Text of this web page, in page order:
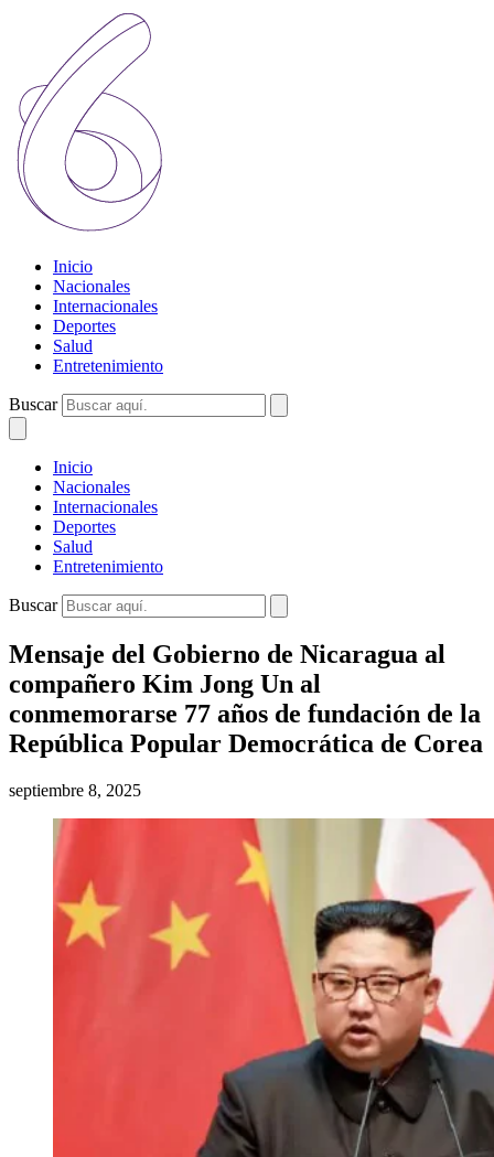
Inicio
Nacionales
Internacionales
Deportes
Salud
Entretenimiento
Buscar
Inicio
Nacionales
Internacionales
Deportes
Salud
Entretenimiento
Buscar
Mensaje del Gobierno de Nicaragua al
compañero Kim Jong Un al
conmemorarse 77 años de fundación de la
República Popular Democrática de Corea
septiembre 8, 2025